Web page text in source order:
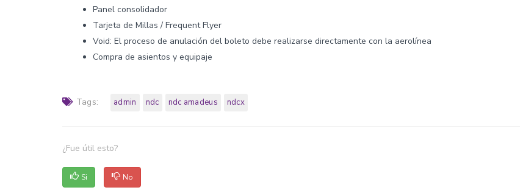
Panel consolidador
Tarjeta de Millas / Frequent Flyer
Void: El proceso de anulación del boleto debe realizarse directamente con la aerolínea
Compra de asientos y equipaje
Tags: admin ndc ndc amadeus ndcx
¿Fue útil esto?
Si No